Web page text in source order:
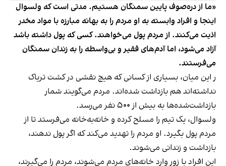
«ما از دره‌صوف پایین سمنگان هستیم. مدتی است که ولسوال
اینجا و افراد وابسته به او مردم را به بهانه مبارزه با مواد مخدر
اذیت می‌کنند. از مردم پول می‌خواهند. کسی که پول داشته باشد
آزاد می‌شود، اما آدم‌های فقیر و بی‌واسطه را به زندان سمنگان
می‌فرستند.
ر این میان، بسیاری از کسانی که هیچ نقشی در کشت تریاک
نداشته‌اند هم بازداشت شده‌اند. مردم می‌گویند شمار
بازداشت‌شده‌ها به بیش از ۵۰۰ نفر می‌رسد.
ولسوال، یک تیم را مسلح کرده و خانه‌به‌خانه می‌فرستد تا از
مردم پول بگیرد. او مردم را تهدید می‌کند که اگر پول ندهند،
بازداشت و زندانی می‌شوند.
این افراد با زور وارد خانه‌های مردم می‌شوند، مردم را می‌گیرند،